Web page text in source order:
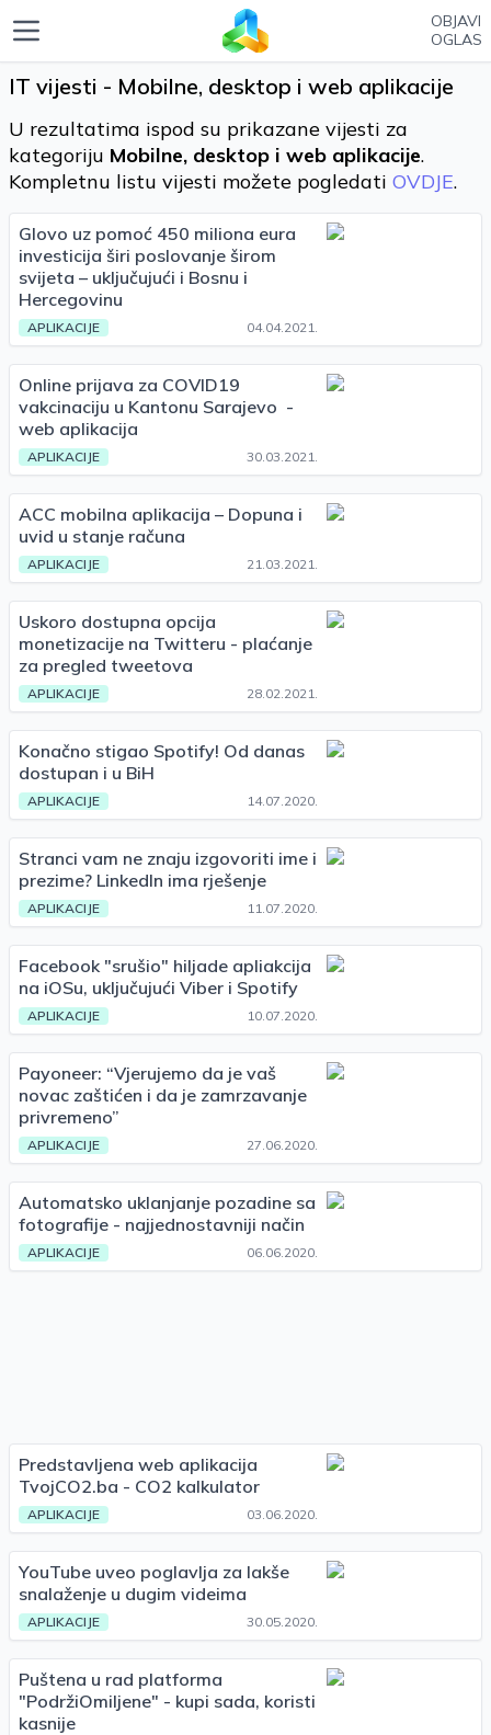
OBJAVI
OGLAS
IT vijesti - Mobilne, desktop i web aplikacije
U rezultatima ispod su prikazane vijesti za
kategoriju Mobilne, desktop i web aplikacije.
Kompletnu listu vijesti možete pogledati OVDJE.
Glovo uz pomoć 450 miliona eura
investicija širi poslovanje širom
svijeta – uključujući i Bosnu i
Hercegovinu
APLIKACIJE 04.04.2021.
Online prijava za COVID19
vakcinaciju u Kantonu Sarajevo -
web aplikacija
APLIKACIJE 30.03.2021.
ACC mobilna aplikacija – Dopuna i
uvid u stanje računa
APLIKACIJE 21.03.2021.
Uskoro dostupna opcija
monetizacije na Twitteru - plaćanje
za pregled tweetova
APLIKACIJE 28.02.2021.
Konačno stigao Spotify! Od danas
dostupan i u BiH
APLIKACIJE 14.07.2020.
Stranci vam ne znaju izgovoriti ime i
prezime? LinkedIn ima rješenje
APLIKACIJE 11.07.2020.
Facebook "srušio" hiljade apliakcija
na iOSu, uključujući Viber i Spotify
APLIKACIJE 10.07.2020.
Payoneer: “Vjerujemo da je vaš
novac zaštićen i da je zamrzavanje
privremeno”
APLIKACIJE 27.06.2020.
Automatsko uklanjanje pozadine sa
fotografije - najjednostavniji način
APLIKACIJE 06.06.2020.
Predstavljena web aplikacija
TvojCO2.ba - CO2 kalkulator
APLIKACIJE 03.06.2020.
YouTube uveo poglavlja za lakše
snalaženje u dugim videima
APLIKACIJE 30.05.2020.
Puštena u rad platforma
"PodržiOmiljene" - kupi sada, koristi
kasnije